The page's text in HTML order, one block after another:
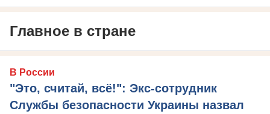
Главное в стране
В России
"Это, считай, всё!": Экс-сотрудник
Службы безопасности Украины назвал